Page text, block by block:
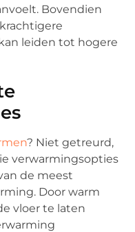
Bovendien
leiden tot hogere
? Niet getreurd,
verwarmingsopties
de meest
Door warm
vloer te laten